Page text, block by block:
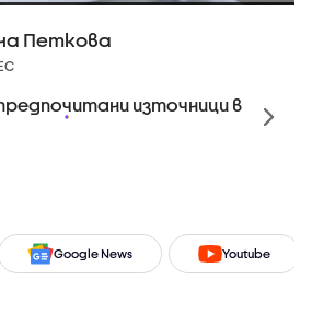
Петкова
източници в
Google News Youtube